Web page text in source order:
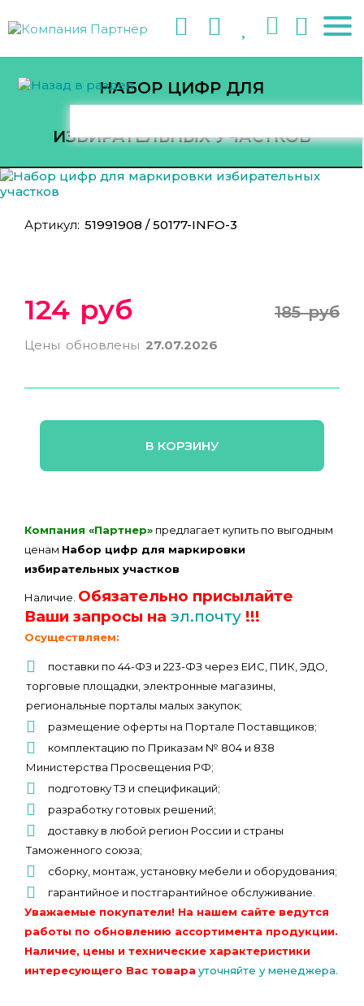
НАБОР ЦИФР ДЛЯ
ИЗБИРАТЕЛЬНЫХ УЧАСТКОВ
Артикул: 51991908 / 50177-INFO-3
124 руб 185 руб
Цены обновлены 27.07.2026
В КОРЗИНУ
Компания «Партнер» предлагает купить по выгодным
ценам Набор цифр для маркировки
избирательных участков
Наличие. Обязательно присылайте
Ваши запросы на эл.почту !!!
Осуществляем:
поставки по 44-ФЗ и 223-ФЗ через ЕИС, ПИК, ЭДО,
торговые площадки, электронные магазины,
региональные порталы малых закупок;
размещение оферты на Портале Поставщиков;
комплектацию по Приказам № 804 и 838
Министерства Просвещения РФ;
подготовку ТЗ и спецификаций;
разработку готовых решений;
доставку в любой регион России и страны
Таможенного союза;
сборку, монтаж, установку мебели и оборудования;
гарантийное и постгарантийное обслуживание.
Уважаемые покупатели! На нашем сайте ведутся
работы по обновлению ассортимента продукции.
Наличие, цены и технические характеристики
интересующего Вас товара уточняйте у менеджера.